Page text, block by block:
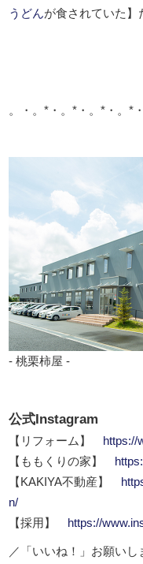
うどんが食されていた 】
。・。*・。*・。*・。*
- 桃栗柿屋 -
公式Instagram
【リフォーム】
https://
【ももくりの家】
【KAKIYA不動産】
n/
【採用】
https://
／「いいね！」お願いし